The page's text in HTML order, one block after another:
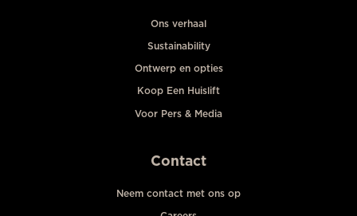
Ons verhaal
Sustainability
Ontwerp en opties
Koop Een Huislift
Voor Pers & Media
Contact
Neem contact met ons op